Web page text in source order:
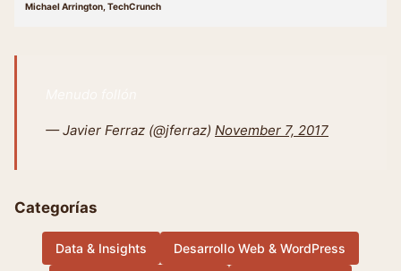
Michael Arrington, TechCrunch
— Javier Ferraz (@jferraz) November 7, 2017
Categorías
Data & Insights Desarrollo Web & WordPress